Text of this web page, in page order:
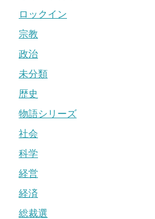
ロックイン
宗教
政治
未分類
歴史
物語シリーズ
社会
科学
経営
経済
総裁選